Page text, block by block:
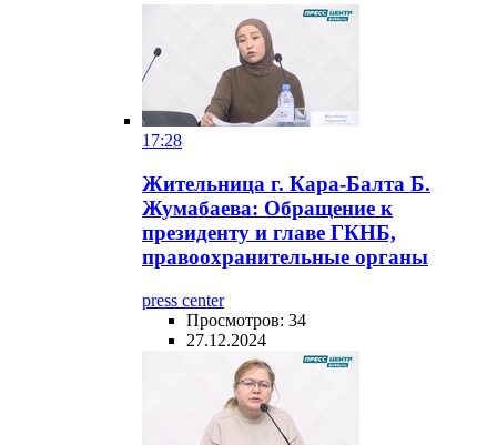
17:28
Жительница г. Кара-Балта Б.
Жумабаева: Обращение к
президенту и главе ГКНБ,
правоохранительные органы
press center
Просмотров: 34
27.12.2024